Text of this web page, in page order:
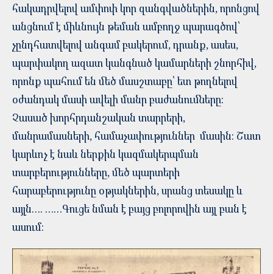
հակադրվելով ամփոփ կոր զանգվածներին, որոնցով
անցնում է միևնույն թեման ամբողջ պարագծով՝
չընդհատվելով անգամ բակերում, դրանք, ասես,
պարփակող ազատ կանգնած կամարների շնորհիվ,
որոնք պահում են մեծ մասշտաբը՝ ետ թողնելով
օժանդակ մասի ավելի մանր բաժանումները:
Չասած խորհրդանշական տարրերի,
մանրամասների, համաչափություններ մասին: Շատ
կարևոչ է նաև ներքին կազմակերպման
տարբերությունները, մեծ պարտերի
հարաբերությունը օթյակներին, սրանց տեսակը և
այլն…. ……Գուցե նման է բայց բոլորովին այլ բան է
ասում: